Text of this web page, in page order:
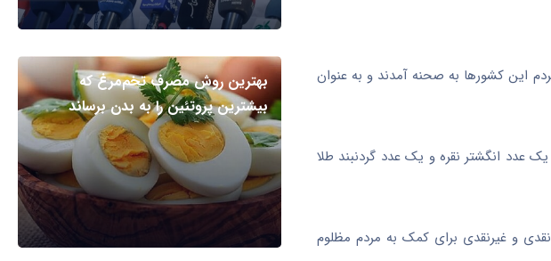
این کشورها به صحنه آمدند و به عنوان
۳ آبان شهرستان فردوس چهار حلقه النگوی طلا، ۳ عدد انگشتر طلا، یک عدد انگشتر نقره و یک عدد گردنبند طلا
شهرستان فردوس بیش از ۷۰۰ میلیون تومان کمک‌های نقدی و غیرنقدی برای کمک به مردم مظلوم
بهترین روش مصرف تخم‌مرغ که
بیشترین پروتئین را به بدن برساند